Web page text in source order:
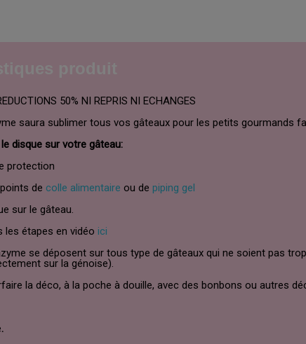
50% NI REPRIS NI ECHANGES
saura sublimer tous vos gâteaux pour les petits gourmands
disque sur votre gâteau:
protection
de colle alimentaire ou depiping gel
sur le gâteau.
les étapes en vidéoici
se déposent sur tous type de gâteaux qui ne soient pas
sur la génoise).
la déco, à la poche à douille, avec des bonbons ou autres
.